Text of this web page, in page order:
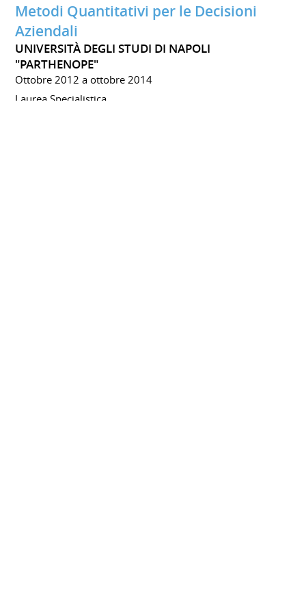
Metodi Quantitativi per le Decisioni
Aziendali
UNIVERSITÀ DEGLI STUDI DI NAPOLI
"PARTHENOPE"
Ottobre 2012 a ottobre 2014
Laurea Specialistica